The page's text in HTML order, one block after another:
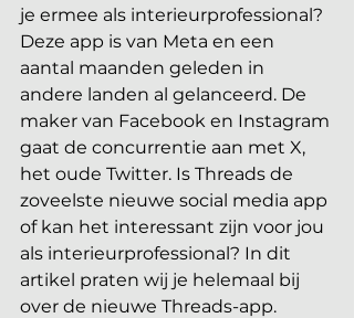
je ermee als interieurprofessional?
Deze app is van Meta en een
aantal maanden geleden in
andere landen al gelanceerd. De
maker van Facebook en Instagram
gaat de concurrentie aan met X,
het oude Twitter. Is Threads de
zoveelste nieuwe social media app
of kan het interessant zijn voor jou
als interieurprofessional? In dit
artikel praten wij je helemaal bij
over de nieuwe Threads-app.